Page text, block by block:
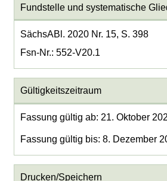
Fundstelle und systematische
SächsABl. 2020 Nr. 15, S. 398
Fsn-Nr.: 552-V20.1
Gültigkeitszeitraum
Fassung gültig ab: 21. Oktober
Fassung gültig bis: 8. Dezember
Drucken/Speichern